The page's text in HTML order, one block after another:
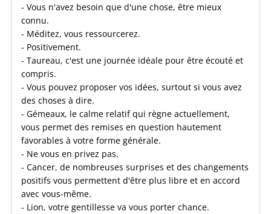
- Vous n'avez besoin que d'une chose, être mieux
connu.
- Méditez, vous ressourcerez.
- Positivement.
- Taureau, c'est une journée idéale pour être écouté et
compris.
- Vous pouvez proposer vos idées, surtout si vous avez
des choses à dire.
- Gémeaux, le calme relatif qui règne actuellement,
vous permet des remises en question hautement
favorables à votre forme générale.
- Ne vous en privez pas.
- Cancer, de nombreuses surprises et des changements
positifs vous permettent d'être plus libre et en accord
avec vous-même.
- Lion, votre gentillesse va vous porter chance.